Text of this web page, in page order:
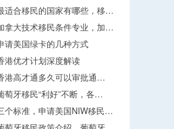
适合移民的国家有哪些，移…
拿大技术移民条件专业，加…
请美国绿卡的几种方式
港优才计划深度解读
港高才通多久可以审批通…
萄牙移民“利好”不断，各…
个标准，申请美国NIW移民…